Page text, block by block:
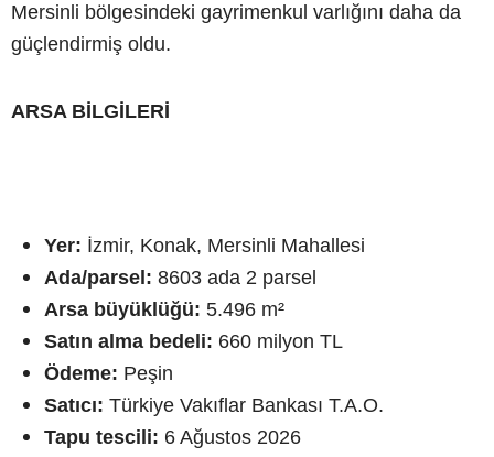
Mersinli bölgesindeki gayrimenkul varlığını daha da
güçlendirmiş oldu.
ARSA BİLGİLERİ
Yer: İzmir, Konak, Mersinli Mahallesi
Ada/parsel: 8603 ada 2 parsel
Arsa büyüklüğü: 5.496 m²
Satın alma bedeli: 660 milyon TL
Ödeme: Peşin
Satıcı: Türkiye Vakıflar Bankası T.A.O.
Tapu tescili: 6 Ağustos 2026